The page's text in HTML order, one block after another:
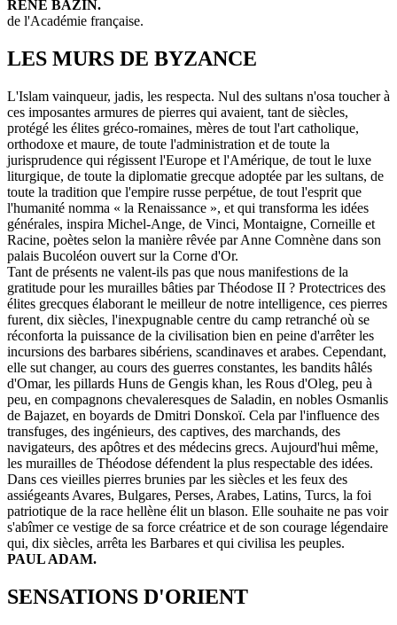
RENÉ BAZIN.
de l'Académie française.
LES MURS DE BYZANCE
L'Islam vainqueur, jadis, les respecta. Nul des sultans n'osa toucher à
ces imposantes armures de pierres qui avaient, tant de siècles,
protégé les élites gréco-romaines, mères de tout l'art catholique,
orthodoxe et maure, de toute l'administration et de toute la
jurisprudence qui régissent l'Europe et l'Amérique, de tout le luxe
liturgique, de toute la diplomatie grecque adoptée par les sultans, de
toute la tradition que l'empire russe perpétue, de tout l'esprit que
l'humanité nomma « la Renaissance », et qui transforma les idées
générales, inspira Michel-Ange, de Vinci, Montaigne, Corneille et
Racine, poètes selon la manière rêvée par Anne Comnène dans son
palais Bucoléon ouvert sur la Corne d'Or.
Tant de présents ne valent-ils pas que nous manifestions de la
gratitude pour les murailles bâties par Théodose II ? Protectrices des
élites grecques élaborant le meilleur de notre intelligence, ces pierres
furent, dix siècles, l'inexpugnable centre du camp retranché où se
réconforta la puissance de la civilisation bien en peine d'arrêter les
incursions des barbares sibériens, scandinaves et arabes. Cependant,
elle sut changer, au cours des guerres constantes, les bandits hâlés
d'Omar, les pillards Huns de Gengis khan, les Rous d'Oleg, peu à
peu, en compagnons chevaleresques de Saladin, en nobles Osmanlis
de Bajazet, en boyards de Dmitri Donskoï. Cela par l'influence des
transfuges, des ingénieurs, des captives, des marchands, des
navigateurs, des apôtres et des médecins grecs. Aujourd'hui même,
les murailles de Théodose défendent la plus respectable des idées.
Dans ces vieilles pierres brunies par les siècles et les feux des
assiégeants Avares, Bulgares, Perses, Arabes, Latins, Turcs, la foi
patriotique de la race hellène élit un blason. Elle souhaite ne pas voir
s'abîmer ce vestige de sa force créatrice et de son courage légendaire
qui, dix siècles, arrêta les Barbares et qui civilisa les peuples.
PAUL ADAM.
SENSATIONS D'ORIENT